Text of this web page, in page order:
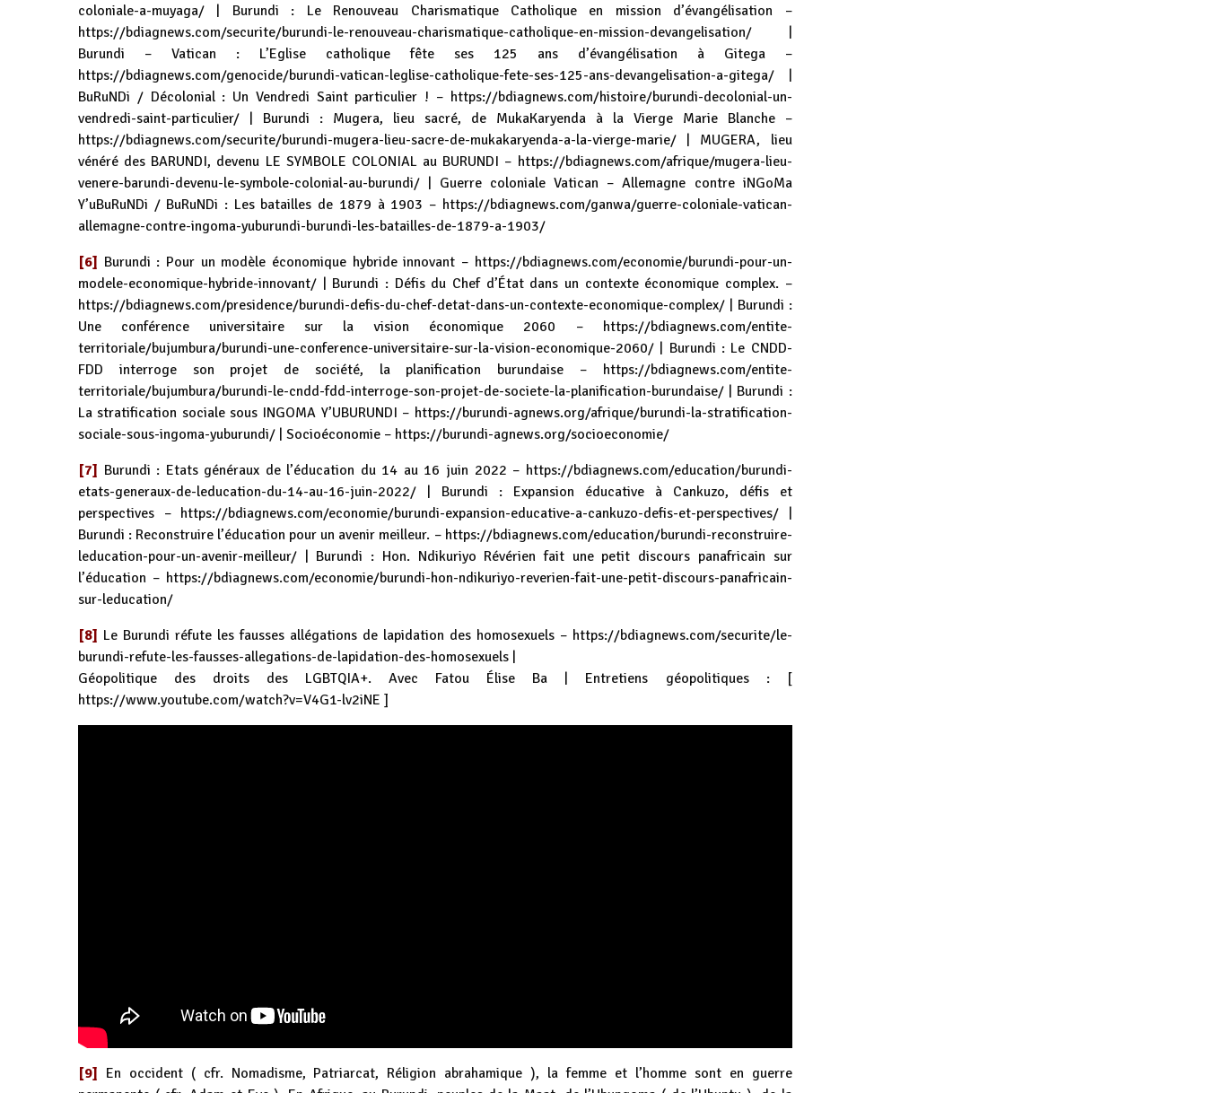
coloniale-a-muyaga/ | Burundi : Le Renouveau Charismatique Catholique en mission d’évangélisation –
https://bdiagnews.com/securite/burundi-le-renouveau-charismatique-catholique-en-mission-devangelisation/ |
Burundi – Vatican : L’Eglise catholique fête ses 125 ans d’évangélisation à Gitega –
https://bdiagnews.com/genocide/burundi-vatican-leglise-catholique-fete-ses-125-ans-devangelisation-a-gitega/ |
BuRuNDi / Décolonial : Un Vendredi Saint particulier ! – https://bdiagnews.com/histoire/burundi-decolonial-un-
vendredi-saint-particulier/ | Burundi : Mugera, lieu sacré, de MukaKaryenda à la Vierge Marie Blanche –
https://bdiagnews.com/securite/burundi-mugera-lieu-sacre-de-mukakaryenda-a-la-vierge-marie/ | MUGERA, lieu
vénéré des BARUNDI, devenu LE SYMBOLE COLONIAL au BURUNDI – https://bdiagnews.com/afrique/mugera-lieu-
venere-barundi-devenu-le-symbole-colonial-au-burundi/ | Guerre coloniale Vatican – Allemagne contre iNGoMa
Y’uBuRuNDi / BuRuNDi : Les batailles de 1879 à 1903 – https://bdiagnews.com/ganwa/guerre-coloniale-vatican-
allemagne-contre-ingoma-yuburundi-burundi-les-batailles-de-1879-a-1903/
[6] Burundi : Pour un modèle économique hybride innovant – https://bdiagnews.com/economie/burundi-pour-un-
modele-economique-hybride-innovant/ | Burundi : Défis du Chef d’État dans un contexte économique complex. –
https://bdiagnews.com/presidence/burundi-defis-du-chef-detat-dans-un-contexte-economique-complex/ | Burundi :
Une conférence universitaire sur la vision économique 2060 – https://bdiagnews.com/entite-
territoriale/bujumbura/burundi-une-conference-universitaire-sur-la-vision-economique-2060/ | Burundi : Le CNDD-
FDD interroge son projet de société, la planification burundaise – https://bdiagnews.com/entite-
territoriale/bujumbura/burundi-le-cndd-fdd-interroge-son-projet-de-societe-la-planification-burundaise/ | Burundi :
La stratification sociale sous INGOMA Y’UBURUNDI – https://burundi-agnews.org/afrique/burundi-la-stratification-
sociale-sous-ingoma-yuburundi/ | Socioéconomie – https://burundi-agnews.org/socioeconomie/
[7] Burundi : Etats généraux de l’éducation du 14 au 16 juin 2022 – https://bdiagnews.com/education/burundi-
etats-generaux-de-leducation-du-14-au-16-juin-2022/ | Burundi : Expansion éducative à Cankuzo, défis et
perspectives – https://bdiagnews.com/economie/burundi-expansion-educative-a-cankuzo-defis-et-perspectives/ |
Burundi : Reconstruire l’éducation pour un avenir meilleur. – https://bdiagnews.com/education/burundi-reconstruire-
leducation-pour-un-avenir-meilleur/ | Burundi : Hon. Ndikuriyo Révérien fait une petit discours panafricain sur
l’éducation – https://bdiagnews.com/economie/burundi-hon-ndikuriyo-reverien-fait-une-petit-discours-panafricain-
sur-leducation/
[8] Le Burundi réfute les fausses allégations de lapidation des homosexuels – https://bdiagnews.com/securite/le-
burundi-refute-les-fausses-allegations-de-lapidation-des-homosexuels |
Géopolitique des droits des LGBTQIA+. Avec Fatou Élise Ba | Entretiens géopolitiques : [
https://www.youtube.com/watch?v=V4G1-lv2iNE ]
[9] En occident ( cfr. Nomadisme, Patriarcat, Réligion abrahamique ), la femme et l’homme sont en guerre